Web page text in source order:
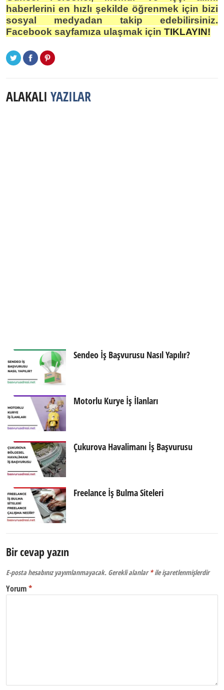
haberlerini en hızlı şekilde öğrenmek için bizi
sosyal medyadan takip edebilirsiniz.
Facebook sayfamıza ulaşmak için TIKLAYIN!
ALAKALI YAZILAR
Sendeo İş Başvurusu Nasıl Yapılır?
Motorlu Kurye İş İlanları
Çukurova Havalimanı İş Başvurusu
Freelance İş Bulma Siteleri
Bir cevap yazın
E-posta hesabınız yayımlanmayacak. Gerekli alanlar*ile işaretlenmişlerdir
Yorum*